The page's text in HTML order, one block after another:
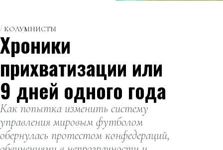
намерении
дебютировать
в Formula 1 в
сезоне 2026
года под
брендом
Cadillac.
КОЛУМНИСТЫ
Хроники
прихватизации или
9 дней одного года
Как попытка изменить систему
управления мировым футболом
обернулась протестом конфедераций,